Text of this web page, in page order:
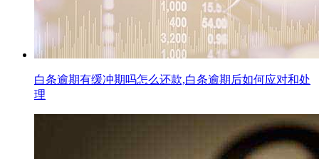
白条逾期有缓冲期吗怎么还款,白条逾期后如何应对和处
理